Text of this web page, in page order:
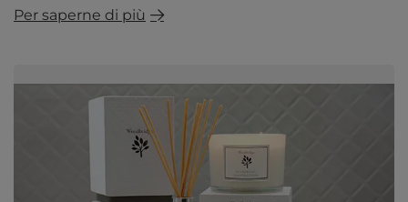
Per saperne di più